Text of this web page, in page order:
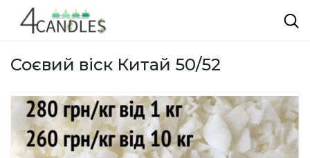
Соєвий віск Китай 50/52